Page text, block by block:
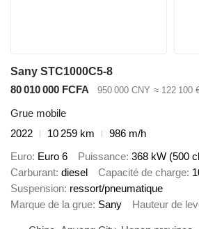
Sany STC1000C5-8
80 010 000 FCFA
950 000 CNY ≈ 122 100
Grue mobile
2022
10 259 km
986 m/h
Euro Euro 6 Puissance 368 kW (500
Carburant diesel Capacité de charge
Suspension ressort/pneumatique
Marque de la grue Sany Hauteur de